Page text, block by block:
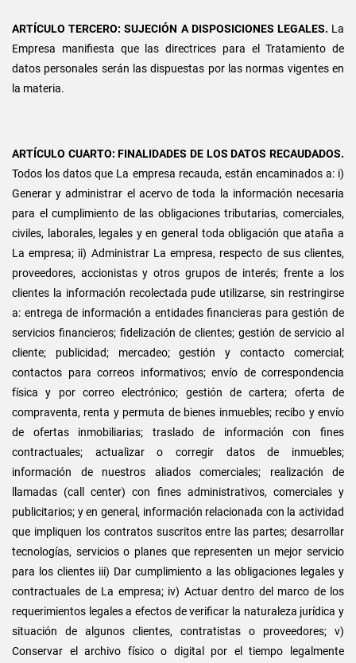
ARTÍCULO TERCERO: SUJECIÓN A DISPOSICIONES LEGALES. La
Empresa manifiesta que las directrices para el Tratamiento de
datos personales serán las dispuestas por las normas vigentes en
la materia.
ARTÍCULO CUARTO: FINALIDADES DE LOS DATOS RECAUDADOS.
Todos los datos que La empresa recauda, están encaminados a: i)
Generar y administrar el acervo de toda la información necesaria
para el cumplimiento de las obligaciones tributarias, comerciales,
civiles, laborales, legales y en general toda obligación que ataña a
La empresa; ii) Administrar La empresa, respecto de sus clientes,
proveedores, accionistas y otros grupos de interés; frente a los
clientes la información recolectada pude utilizarse, sin restringirse
a: entrega de información a entidades financieras para gestión de
servicios financieros; fidelización de clientes; gestión de servicio al
cliente; publicidad; mercadeo; gestión y contacto comercial;
contactos para correos informativos; envío de correspondencia
física y por correo electrónico; gestión de cartera; oferta de
compraventa, renta y permuta de bienes inmuebles; recibo y envío
de ofertas inmobiliarias; traslado de información con fines
contractuales; actualizar o corregir datos de inmuebles;
información de nuestros aliados comerciales; realización de
llamadas (call center) con fines administrativos, comerciales y
publicitarios; y en general, información relacionada con la actividad
que impliquen los contratos suscritos entre las partes; desarrollar
tecnologías, servicios o planes que representen un mejor servicio
para los clientes iii) Dar cumplimiento a las obligaciones legales y
contractuales de La empresa; iv) Actuar dentro del marco de los
requerimientos legales a efectos de verificar la naturaleza jurídica y
situación de algunos clientes, contratistas o proveedores; v)
Conservar el archivo físico o digital por el tiempo legalmente